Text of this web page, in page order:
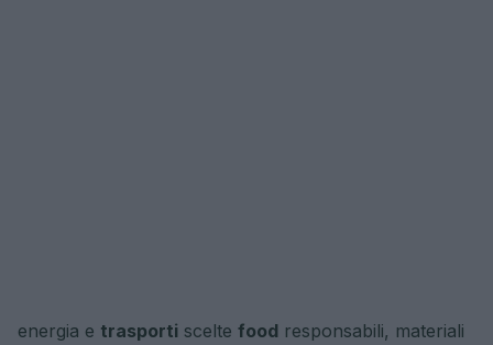
energia e trasporti scelte food responsabili, materiali